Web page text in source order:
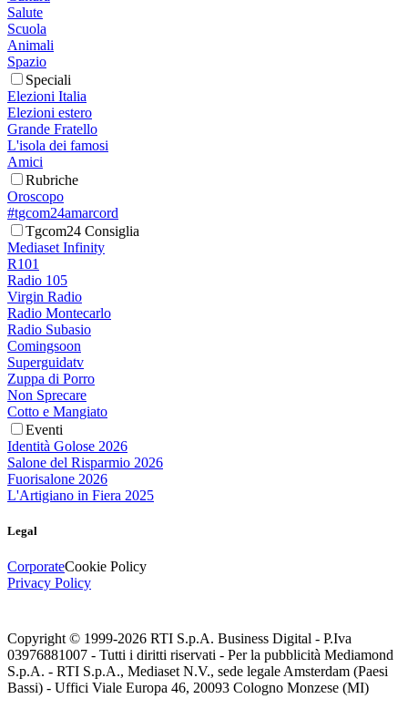
Salute
Scuola
Animali
Spazio
Speciali
Elezioni Italia
Elezioni estero
Grande Fratello
L'isola dei famosi
Amici
Rubriche
Oroscopo
#tgcom24amarcord
Tgcom24 Consiglia
Mediaset Infinity
R101
Radio 105
Virgin Radio
Radio Montecarlo
Radio Subasio
Comingsoon
Superguidatv
Zuppa di Porro
Non Sprecare
Cotto e Mangiato
Eventi
Identità Golose 2026
Salone del Risparmio 2026
Fuorisalone 2026
L'Artigiano in Fiera 2025
Legal
CorporateCookie Policy
Privacy Policy
Copyright © 1999-2026 RTI S.p.A. Business Digital - P.Iva
03976881007 - Tutti i diritti riservati - Per la pubblicità Mediamond
S.p.A. - RTI S.p.A., Mediaset N.V., sede legale Amsterdam (Paesi
Bassi) - Uffici Viale Europa 46, 20093 Cologno Monzese (MI)